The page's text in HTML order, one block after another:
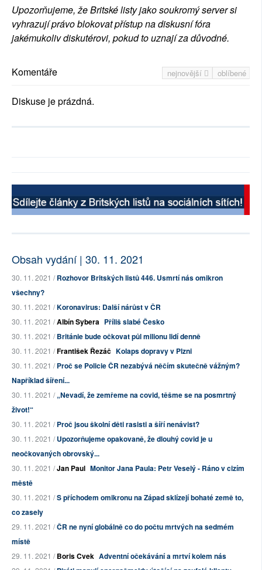
Upozorňujeme, že Britské listy jako soukromý server si
vyhrazují právo blokovat přístup na diskusní fóra
jakémukoliv diskutérovi, pokud to uznají za důvodné.
nejnovější oblíbené
Komentáře
Diskuse je prázdná.
Obsah vydání | 30. 11. 2021
30. 11. 2021 /Rozhovor Britských listů 446. Usmrtí nás omikron
všechny?
30. 11. 2021 /Koronavirus: Další nárůst v ČR
30. 11. 2021 /Albín Sybera Příliš slabé Česko
30. 11. 2021 /Británie bude očkovat půl milionu lidí denně
30. 11. 2021 /František Řezáč Kolaps dopravy v Plzni
30. 11. 2021 /Proč se Policie ČR nezabývá něčím skutečně vážným?
Například šíření...
30. 11. 2021 /„Nevadí, že zemřeme na covid, těšme se na posmrtný
život!“
30. 11. 2021 /Proč jsou školní děti rasisti a šíří nenávist?
30. 11. 2021 /Upozorňujeme opakovaně, že dlouhý covid je u
neočkovaných obrovský...
30. 11. 2021 /Jan Paul Monitor Jana Paula: Petr Veselý - Ráno v cizím
městě
30. 11. 2021 /S příchodem omikronu na Západ sklízejí bohaté země to,
co zasely
29. 11. 2021 /ČR ne nyní globálně co do počtu mrtvých na sedmém
místě
29. 11. 2021 /Boris Cvek Adventní očekávání a mrtví kolem nás